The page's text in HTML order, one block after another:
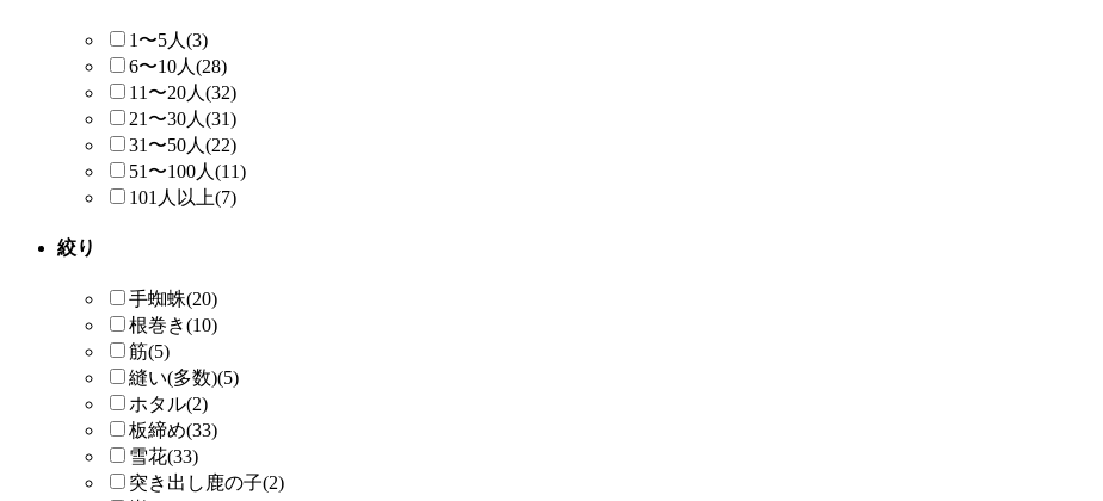
1〜5人 (3)
6〜10人 (28)
11〜20人 (32)
21〜30人 (31)
31〜50人 (22)
51〜100人 (11)
101人以上(7)
絞り
手蜘蛛(20)
根巻き(10)
筋(5)
縫い(多数)(5)
ホタル(2)
板締め(33)
雪花(33)
突き出し鹿の子(2)